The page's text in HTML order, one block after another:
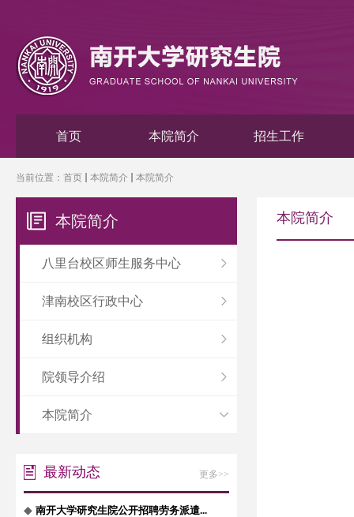
首页 本院简介 招生工作
当前位置： 首页 本院简介 本院简介
本院简介
八里台校区师生服务中心
津南校区行政中心
组织机构
院领导介绍
本院简介
最新动态 更多>>
◆ 南开大学研究生院公开招聘劳务派遣...
本院简介